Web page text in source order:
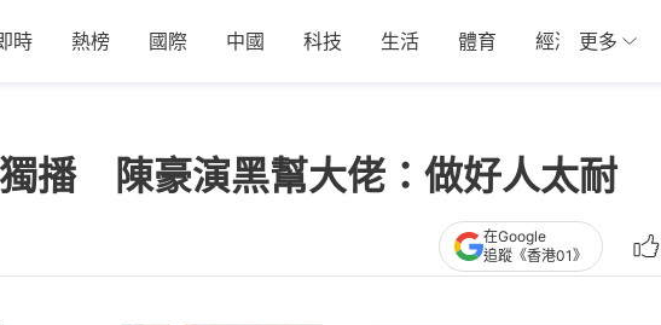
時 熱榜 國際 中國 科技 生活 體育 經濟 01深圳
更多
獨播 陳豪演黑幫大佬：做好人太耐
在Google
追蹤《香港01》